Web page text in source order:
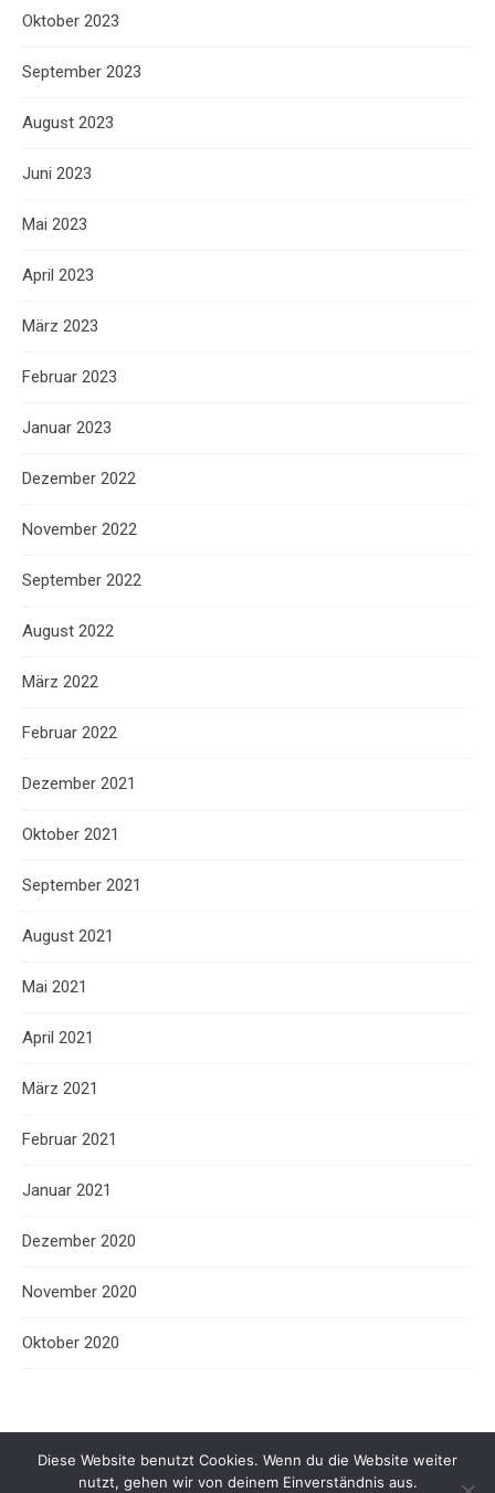
Oktober 2023
September 2023
August 2023
Juni 2023
Mai 2023
April 2023
März 2023
Februar 2023
Januar 2023
Dezember 2022
November 2022
September 2022
August 2022
März 2022
Februar 2022
Dezember 2021
Oktober 2021
September 2021
August 2021
Mai 2021
April 2021
März 2021
Februar 2021
Januar 2021
Dezember 2020
November 2020
Oktober 2020
Diese Website benutzt Cookies. Wenn du die Website weiter
nutzt, gehen wir von deinem Einverständnis aus.